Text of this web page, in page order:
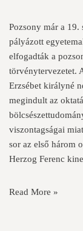
Pozsony már a 19.
pályázott
elfogadták a
törvénytervezetet.
Erzsébet királyné
megindult az
viszontagságai
sor az első három
Herzog Ferenc
Read More »